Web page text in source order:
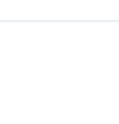
。編集部員によ